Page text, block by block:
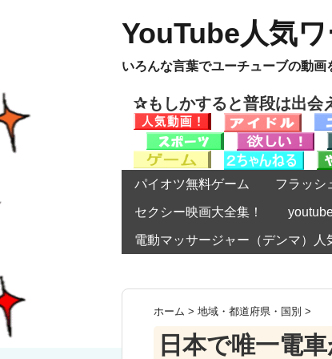
YouTube人気ワ
いろんな言葉でユーチューブの動画
✰もしかすると普段は出
パイオツ無料ゲーム フラッシ
セクシー映画大全集！
電動マッサージャー（デンマ）人
ホーム > 地域・都道府県・国別 >
日本で唯一電